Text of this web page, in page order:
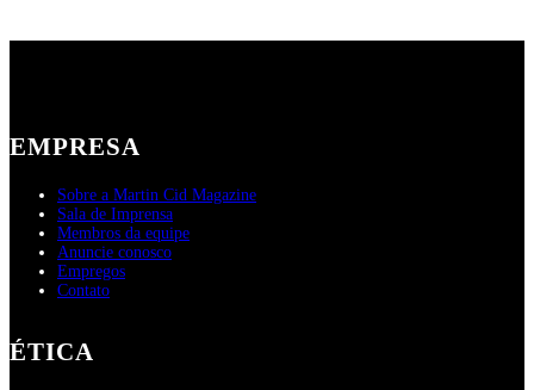
EMPRESA
Sobre a Martin Cid Magazine
Sala de Imprensa
Membros da equipe
Anuncie conosco
Empregos
Contato
ÉTICA